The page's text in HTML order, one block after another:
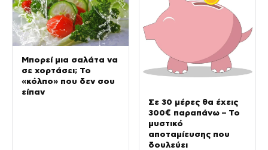
Μπορεί μια σαλάτα να
σε χορτάσει; Το
«κόλπο» που δεν σου
είπαν
Σε 30 μέρες θα έχεις
300€ παραπάνω – Το
μυστικό
αποταμίευσης που
δουλεύει